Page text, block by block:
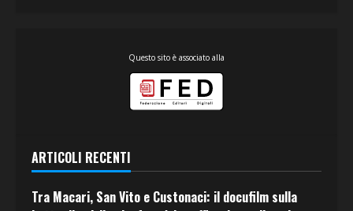
Questo sito è associato alla
ARTICOLI RECENTI
Tra Macari, San Vito e Custonaci: il docufilm sulla